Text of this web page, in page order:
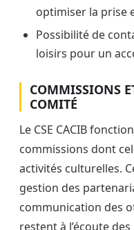
optimiser la prise
Possibilité de
loisirs pour un
COMMISSIONS
COMITÉ
Le CSE CACIB
commissions dont
activités culturelles.
gestion des
communication des
restent à l’écoute